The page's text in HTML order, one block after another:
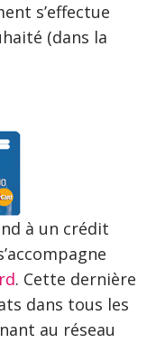
s’effectue
(dans la
à un crédit
. Cette dernière
dans tous les
au réseau